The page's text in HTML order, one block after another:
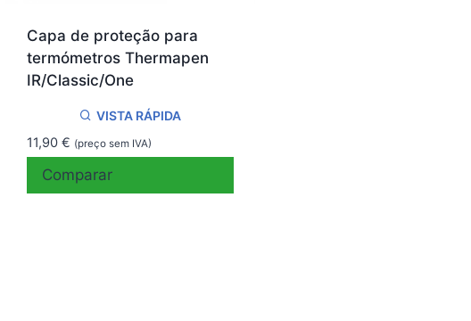
Capa de proteção para
termómetros Thermapen
IR/Classic/One
VISTA RÁPIDA
11,90 € (preço sem IVA)
Comparar